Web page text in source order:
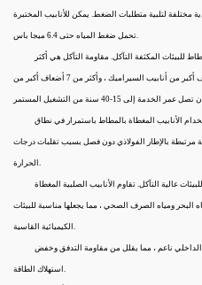
مختلفة لتلبية متطلبات الضغط. يمكن للأنابيب المختبرة
تحمل ضغط المياه حتى 6.4 ميجا باس.
للبيئات المكثفة التآكل. مقاومة التآكل هي أكثر
من 20 مرة أكبر من أنابيب الصلب ، وأكثر من 4 أضعاف أكبر من أنابيب السيراميك ، وأكثر من 7 أضعاف أكبر من
الأنابيب المغطاة بالمطاط باستمرار في نطاق
مئوية. تبقى البطانة مرتبطة بالإطار الفولاذي دون فصل بسبب تقلبات درجات
الحرارة.
عالية التآكل. تقاوم الأنابيب الصلبية المغطاة
البحر ومياه الصرف الصحي ، مما يجعلها مناسبة للبيئات
الكيميائية القاسية.
الداخلي ناعم ، مما يقلل من مقاومة التدفق وخفض
استهلاك الطاقة.